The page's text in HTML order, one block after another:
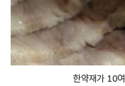
한약재가 10